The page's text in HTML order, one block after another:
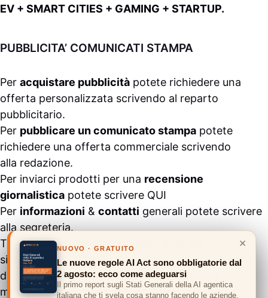
EV + SMART CITIES + GAMING + STARTUP.
PUBBLICITA’ COMUNICATI STAMPA
Per acquistare pubblicità potete richiedere una
offerta personalizzata scrivendo al reparto
pubblicitario.
Per pubblicare un comunicato stampa potete
richiedere una offerta commerciale scrivendo
alla redazione.
Per inviarci prodotti per una recensione
giornalistica potete scrivere QUI
Per informazioni & contatti generali potete scrivere
allasegreteria.
Tutti i contenuti pubblicati all’interno del
sito #ASSODIGITALE.“Copyright 2024” non sono
duplicabili e/o riproducibili in nessuna forma,
ma possono essere citati inserendo un link
×
NUOVO · GRATUITO
Le nuove regole AI Act sono obbligatorie dal
2 agosto: ecco come adeguarsi
Il primo report sugli Stati Generali della AI agentica
italiana che ti svela cosa stanno facendo le aziende.